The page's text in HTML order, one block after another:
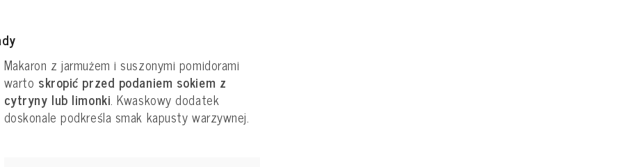
Makaron z jarmużem i suszonymi pomidorami
warto skropić przed podaniem sokiem z
cytryny lub limonki. Kwaskowy dodatek
doskonale podkreśla smak kapusty warzywnej.